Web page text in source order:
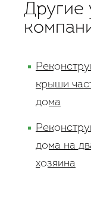
Другие
крыши
дома
дома на
хозяина